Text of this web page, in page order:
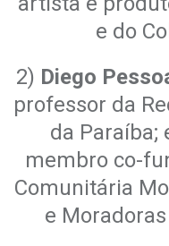
e do
2) Diego
professor da
da Paraíba;
membro co-
Comunitária
e